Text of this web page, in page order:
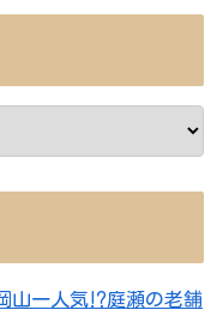
山一人気⁉庭瀬の老舗